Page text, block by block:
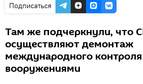
Подписаться
Там же подчеркнули, что
осуществляют демонтаж
международного
вооружениями